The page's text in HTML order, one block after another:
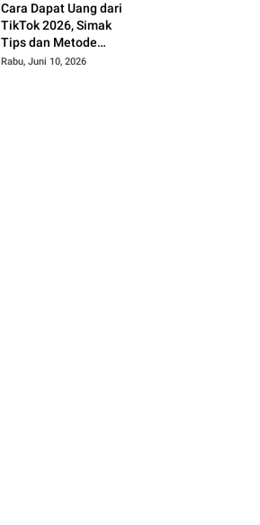
Cara Dapat Uang dari
TikTok 2026, Simak
Tips dan Metode
Monetisasinya
Rabu, Juni 10, 2026